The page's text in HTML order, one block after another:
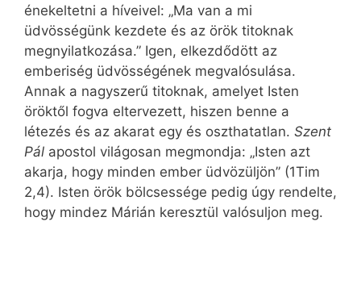
énekeltetni a híveivel: „Ma van a mi
üdvösségünk kezdete és az örök titoknak
megnyilatkozása.” Igen, elkezdődött az
emberiség üdvösségének megvalósulása.
Annak a nagyszerű titoknak, amelyet Isten
öröktől fogva eltervezett, hiszen benne a
létezés és az akarat egy és oszthatatlan. Szent
Pál apostol világosan megmondja: „Isten azt
akarja, hogy minden ember üdvözüljön” (1Tim
2,4). Isten örök bölcsessége pedig úgy rendelte,
hogy mindez Márián keresztül valósuljon meg.